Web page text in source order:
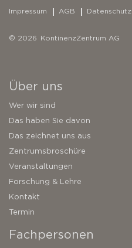
Impressum AGB Datenschutz
© 2026 KontinenzZentrum AG
Über uns
Wer wir sind
Das haben Sie davon
Das zeichnet uns aus
Zentrumsbroschüre
Veranstaltungen
Forschung & Lehre
Kontakt
Termin
Fachpersonen